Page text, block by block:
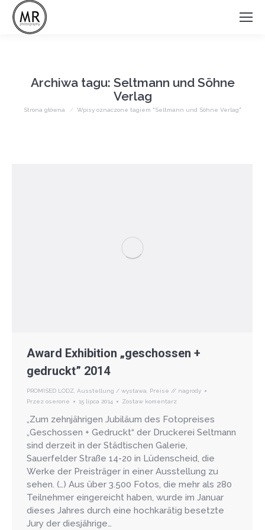
Archiwa tagu: Seltmann und Söhne
Verlag
Jesteś tutaj:
Strona główna Wpisy oznaczone tagiem "Seltmann und Söhne Verlag"
Award Exhibition „geschossen +
gedruckt” 2014
PROMISED LODZ, Ausstellung / wystawa, Preise // nagrody
Przez oserone 15 lipca 2014 Zostaw komentarz
„Zum zehnjährigen Jubiläum des Fotopreises
„Geschossen + Gedruckt“ der Druckerei Seltmann
sind derzeit in der Städtischen Galerie,
Sauerfelder Straße 14-20 in Lüdenscheid, die
Werke der Preisträger in einer Ausstellung zu
sehen. (…) Aus über 3.500 Fotos, die mehr als 280
Teilnehmer eingereicht haben, wurde im Januar
dieses Jahres durch eine hochkarätig besetzte
Jury der diesjährige…